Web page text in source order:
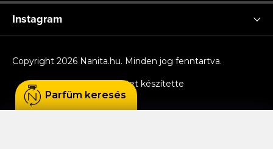
Instagram
Shoptet készítette
Copyright 2026 Nanita.hu. Minden jog fenntartva.
Parfüm keresés